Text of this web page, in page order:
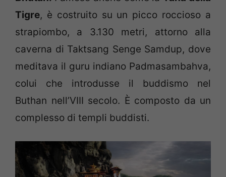
Tigre, è costruito su un picco roccioso a
strapiombo, a 3.130 metri, attorno alla
caverna di Taktsang Senge Samdup, dove
meditava il guru indiano Padmasambahva,
colui che introdusse il buddismo nel
Buthan nell’VIII secolo. È composto da un
complesso di templi buddisti.